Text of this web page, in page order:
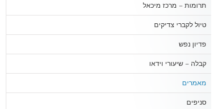
תרומות – מרכז מיכאל
טיול לקברי צדיקים
פדיון נפש
קבלה – שיעורי וידאו
מאמרים
סניפים